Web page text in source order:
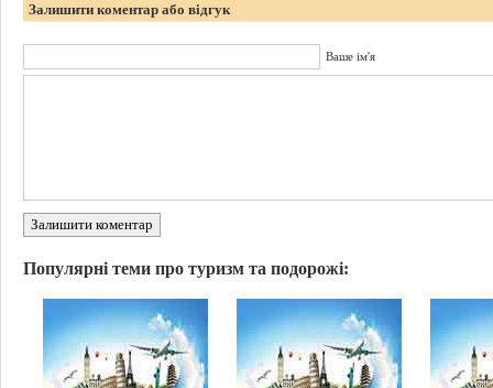
Залишити коментар або відгук
Ваше ім'я
Залишити коментар
Популярні теми про туризм та подорожі: